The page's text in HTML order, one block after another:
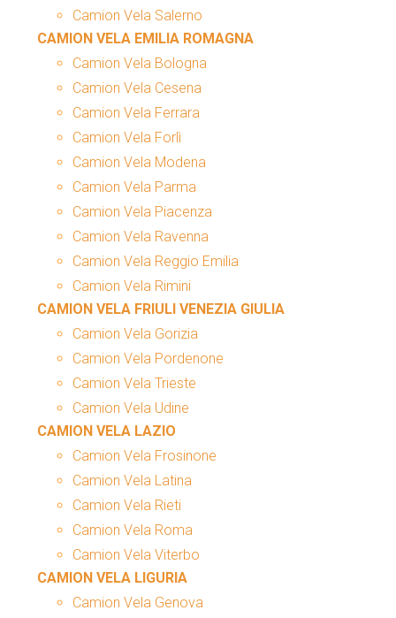
Camion Vela Salerno
CAMION VELA EMILIA ROMAGNA
Camion Vela Bologna
Camion Vela Cesena
Camion Vela Ferrara
Camion Vela Forlì
Camion Vela Modena
Camion Vela Parma
Camion Vela Piacenza
Camion Vela Ravenna
Camion Vela Reggio Emilia
Camion Vela Rimini
CAMION VELA FRIULI VENEZIA GIULIA
Camion Vela Gorizia
Camion Vela Pordenone
Camion Vela Trieste
Camion Vela Udine
CAMION VELA LAZIO
Camion Vela Frosinone
Camion Vela Latina
Camion Vela Rieti
Camion Vela Roma
Camion Vela Viterbo
CAMION VELA LIGURIA
Camion Vela Genova